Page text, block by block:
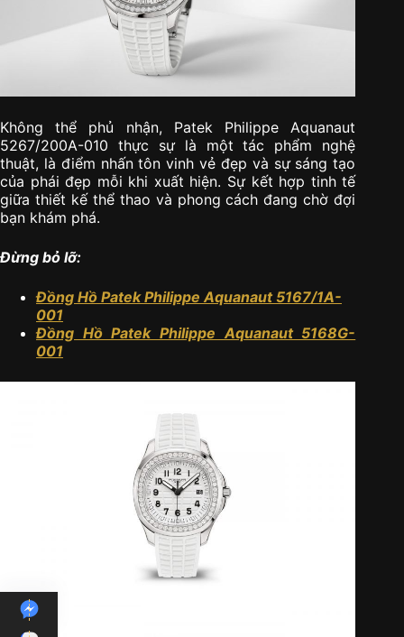
Không thể phủ nhận, Patek Philippe Aquanaut
5267/200A-010 thực sự là một tác phẩm nghệ
thuật, là điểm nhấn tôn vinh vẻ đẹp và sự sáng tạo
của phái đẹp mỗi khi xuất hiện. Sự kết hợp tinh tế
giữa thiết kế thể thao và phong cách đang chờ đợi
bạn khám phá.
Đừng bỏ lỡ:
Đồng Hồ Patek Philippe Aquanaut 5167/1A-
001
Đồng Hồ Patek Philippe Aquanaut 5168G-
001